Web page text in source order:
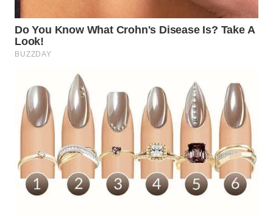
WAHANA
KONSUMEN
WAHANA
LISTRIK
WAHANA
WAHANA
TV